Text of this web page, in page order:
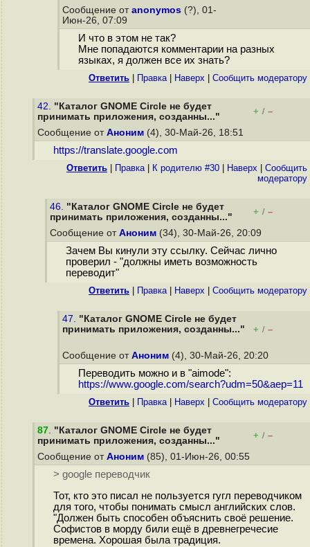
Сообщение от anonymos (?), 01-
Июн-26, 07:09
И что в этом не так?
Мне попадаются комментарии на разных
языках, я должен все их знать?
Ответить Правка| Наверх Cообщить модератору
42. "Каталог GNOME Circle не будет
принимать приложения, созданны..."
+ / –
Сообщение от Аноним (4), 30-Май-26, 18:51
https://translate.google.com
Ответить Правка| К родителю #30 Наверх
Cообщить
модератору
46. "Каталог GNOME Circle не будет
принимать приложения, созданны..."
+ / –
Сообщение от Аноним (34), 30-Май-26, 20:09
Зачем Вы кинули эту ссылку. Сейчас лично
проверил - "должны иметь возможность
переводит"
Ответить Правка| Наверх Cообщить модератору
47. "Каталог GNOME Circle не будет
принимать приложения, созданны..."
+ / –
Сообщение от Аноним (4), 30-Май-26, 20:20
Переводить можно и в "aimode":
https://www.google.com/search?udm=50&aep=11
Ответить Правка| Наверх Cообщить модератору
87. "Каталог GNOME Circle не будет
принимать приложения, созданны..."
+ / –
Сообщение от Аноним (85), 01-Июн-26, 00:55
> google переводчик
Тот, кто это писал не пользуется гугл переводчиком
для того, чтобы понимать смысл английских слов.
"Должен быть способен объяснить своё решение.
Софистов в морду били ещё в древнегречесие
времена. Хорошая была традиция.